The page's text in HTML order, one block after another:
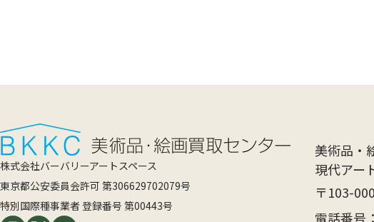
株式会社バーバリーアートスペース
東京都公安委員会許可 第306629702079号
特別国際種事業者 登録番号 第00443号
美術品・
現代アー
〒103-
電話番号：